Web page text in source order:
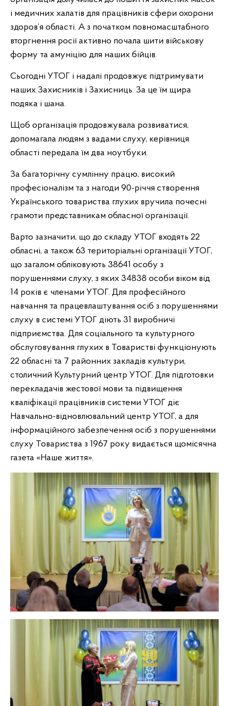
і медичних халатів для працівників сфери охорони
здоров’я області. А з початком повномасштабного
вторгнення росії активно почала шити військову
форму та амуніцію для наших бійців.
Сьогодні УТОГ і надалі продовжує підтримувати
наших Захисників і Захисниць. За це їм щира
подяка і шана.
Щоб організація продовжувала розвиватися,
допомагала людям з вадами слуху, керівниця
області передала їм два ноутбуки.
За багаторічну сумлінну працю, високий
професіоналізм та з нагоди 90-річчя створення
Українського товариства глухих вручила почесні
грамоти представникам обласної організації.
Варто зазначити, що до складу УТОГ входять 22
обласні, а також 63 територіальні організації УТОГ,
що загалом обліковують 38641 особу з
порушеннями слуху, з яких 34838 особи віком від
14 років є членами УТОГ. Для професійного
навчання та працевлаштування осіб з порушеннями
слуху в системі УТОГ діють 31 виробничі
підприємства. Для соціального та культурного
обслуговування глухих в Товаристві функціонують
22 обласні та 7 районних закладів культури,
столичний Культурний центр УТОГ. Для підготовки
перекладачів жестової мови та підвищення
кваліфікації працівників системи УТОГ діє
Навчально-відновлювальний центр УТОГ, а для
інформаційного забезпечення осіб з порушеннями
слуху Товариства з 1967 року видається щомісячна
газета «Наше життя».